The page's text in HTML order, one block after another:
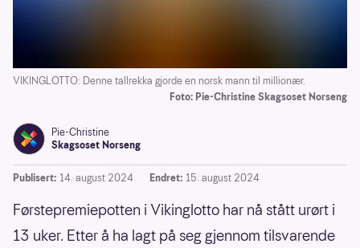
VIKINGLOTTO: Denne tallrekka gjorde en norsk mann til millionær.
Foto: Pie-Christine Skagsoset Norseng
Pie-Christine
Skagsoset Norseng
Publisert: 14. august 2024 Endret: 15. august 2024
Førstepremiepotten i Vikinglotto har nå stått urørt i
13 uker. Etter å ha lagt på seg gjennom tilsvarende